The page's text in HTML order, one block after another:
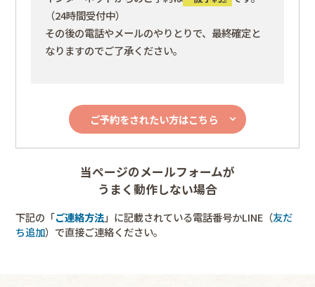
（24時間受付中）
その後の電話やメールのやりとりで、最終確定と
なりますのでご了承ください。
ご予約をされたい方はこちら
当ページのメールフォームが
うまく動作しない場合
下記の「ご連絡方法」に記載されている電話番号かLINE（友だ
ち追加）で直接ご連絡ください。